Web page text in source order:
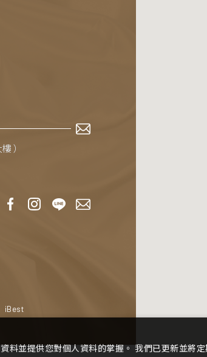
）
iBest
料並提供您對個人資料的掌握。 我們已更新並將